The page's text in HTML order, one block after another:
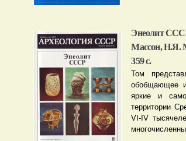
Энеолит
Массон, Н.Я.
359 с.
Том
обобщающее
яркие и
территории
VI-IV